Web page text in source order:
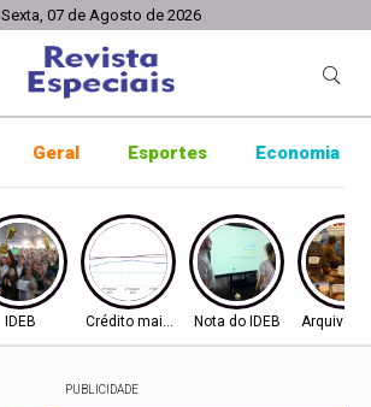
Sexta, 07 de Agosto de 2026
Geral Esportes Economia
IDEB Crédito mais difícilNota do IDEB Arquivo
PUBLICIDADE